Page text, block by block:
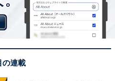
る部分はみんなできるはず
けると言います。
ぞれ。画一的な評価はなか
の連載